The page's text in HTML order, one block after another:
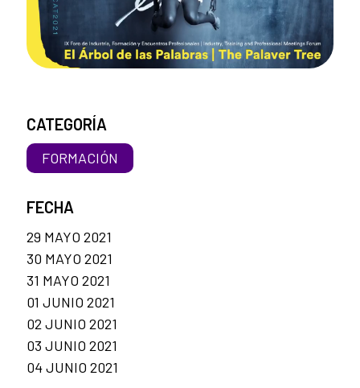
CATEGORÍA
FORMACIÓN
FECHA
29 MAYO 2021
30 MAYO 2021
31 MAYO 2021
01 JUNIO 2021
02 JUNIO 2021
03 JUNIO 2021
04 JUNIO 2021